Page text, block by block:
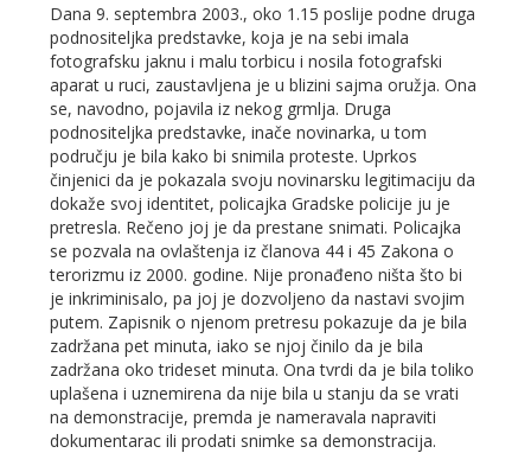
Dana 9. septembra 2003., oko 1.15 poslije podne druga
podnositeljka predstavke, koja je na sebi imala
fotografsku jaknu i malu torbicu i nosila fotografski
aparat u ruci, zaustavljena je u blizini sajma oružja. Ona
se, navodno, pojavila iz nekog grmlja. Druga
podnositeljka predstavke, inače novinarka, u tom
području je bila kako bi snimila proteste. Uprkos
činjenici da je pokazala svoju novinarsku legitimaciju da
dokaže svoj identitet, policajka Gradske policije ju je
pretresla. Rečeno joj je da prestane snimati. Policajka
se pozvala na ovlaštenja iz članova 44 i 45 Zakona o
terorizmu iz 2000. godine. Nije pronađeno ništa što bi
je inkriminisalo, pa joj je dozvoljeno da nastavi svojim
putem. Zapisnik o njenom pretresu pokazuje da je bila
zadržana pet minuta, iako se njoj činilo da je bila
zadržana oko trideset minuta. Ona tvrdi da je bila toliko
uplašena i uznemirena da nije bila u stanju da se vrati
na demonstracije, premda je nameravala napraviti
dokumentarac ili prodati snimke sa demonstracija.